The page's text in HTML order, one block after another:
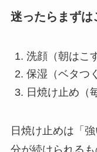
迷ったらまずは
洗顔（朝はこ
保湿（ベタつ
日焼け止め（
日焼け止めは「
分が続けられる